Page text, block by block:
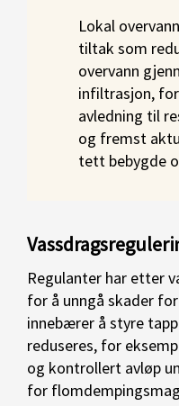
Lokal
tiltak som
overvann
infiltrasjon,
avledning til
og fremst
tett bebygde
Regulanter har etter
for å unngå skader
innebærer å styre
reduseres, for
og kontrollert avløp
for